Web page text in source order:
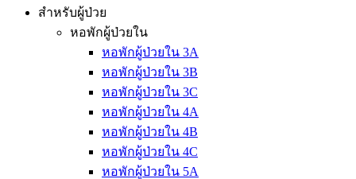
สำหรับผู้ป่วย
หอพักผู้ป่วยใน
หอพักผู้ป่วยใน 3A
หอพักผู้ป่วยใน 3B
หอพักผู้ป่วยใน 3C
หอพักผู้ป่วยใน 4A
หอพักผู้ป่วยใน 4B
หอพักผู้ป่วยใน 4C
หอพักผู้ป่วยใน 5A